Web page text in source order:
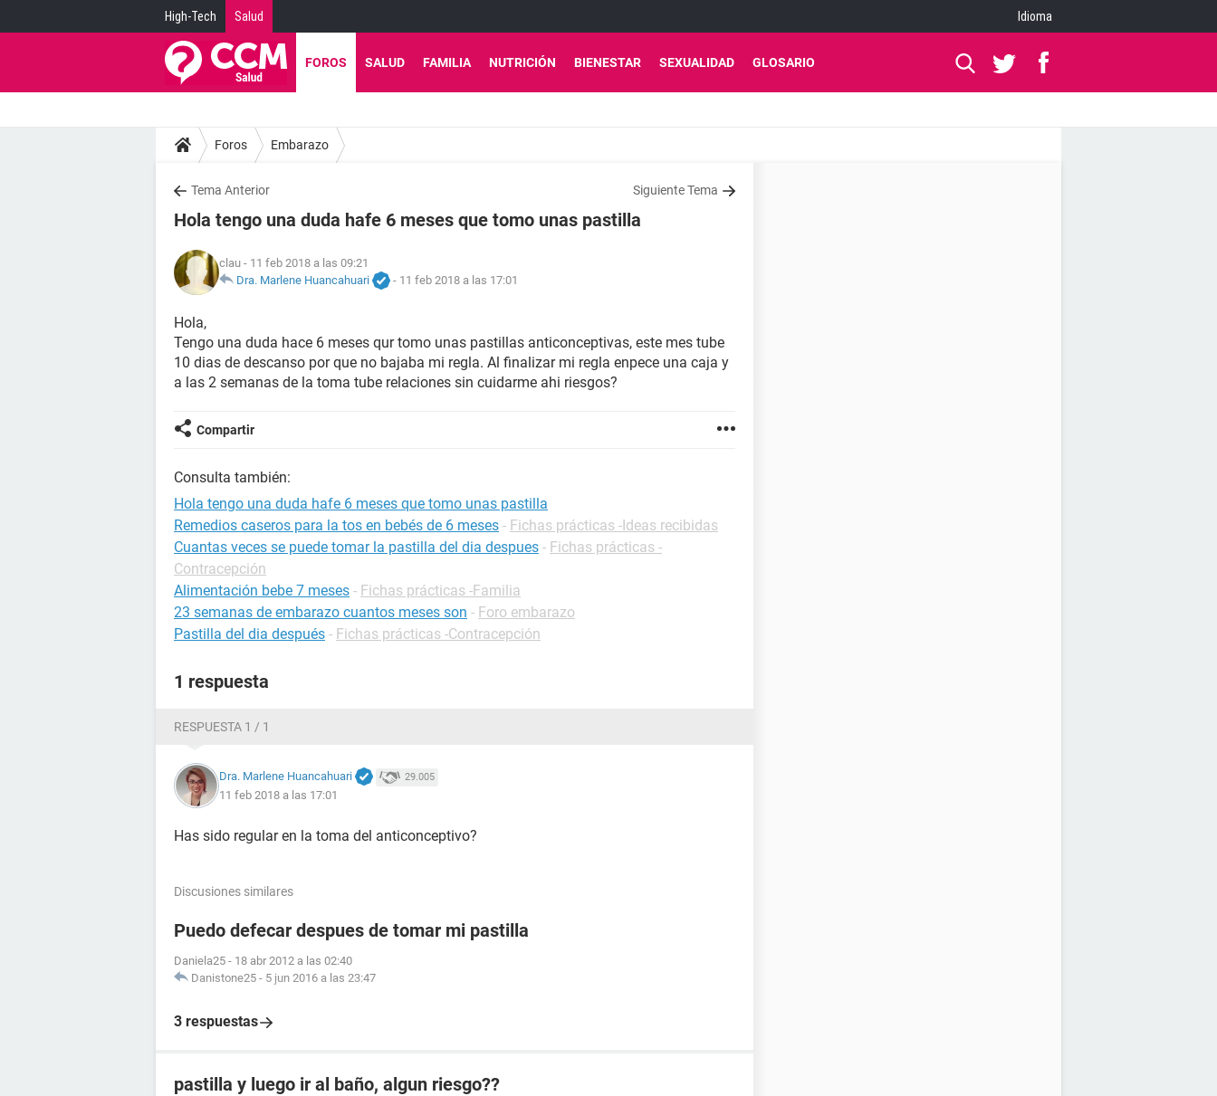
High-Tech Salud Idioma
FOROS SALUD FAMILIA NUTRICIÓN BIENESTAR SEXUALIDAD GLOSARIO
Foros Embarazo
Tema Anterior Siguiente Tema
Hola tengo una duda hafe 6 meses que tomo unas pastilla
clau - 11 feb 2018 a las 09:21
Dra. Marlene Huancahuari
- 11 feb 2018 a las 17:01
Hola,
Tengo una duda hace 6 meses qur tomo unas pastillas anticonceptivas, este mes tube
10 dias de descanso por que no bajaba mi regla. Al finalizar mi regla enpece una caja y
a las 2 semanas de la toma tube relaciones sin cuidarme ahi riesgos?
Compartir
Consulta también:
Hola tengo una duda hafe 6 meses que tomo unas pastilla
Remedios caseros para la tos en bebés de 6 meses - Fichas prácticas -Ideas recibidas
Cuantas veces se puede tomar la pastilla del dia despues - Fichas prácticas -
Contracepción
Alimentación bebe 7 meses - Fichas prácticas -Familia
23 semanas de embarazo cuantos meses son - Foro embarazo
Pastilla del dia después - Fichas prácticas -Contracepción
1 respuesta
RESPUESTA 1 / 1
Dra. Marlene Huancahuari 29.005
11 feb 2018 a las 17:01
Has sido regular en la toma del anticonceptivo?
Discusiones similares
Puedo defecar despues de tomar mi pastilla
Daniela25 - 18 abr 2012 a las 02:40
Danistone25 - 5 jun 2016 a las 23:47
3 respuestas
pastilla y luego ir al baño, algun riesgo??